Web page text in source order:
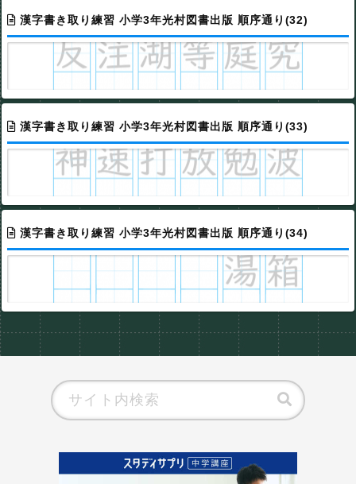
漢字書き取り練習 小学3年光村図書出版 順序通り(32)
漢字書き取り練習 小学3年光村図書出版 順序通り(33)
漢字書き取り練習 小学3年光村図書出版 順序通り(34)